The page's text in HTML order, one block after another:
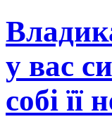
у вас
собі її